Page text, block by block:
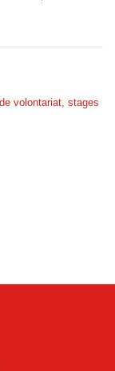
volontariat, stages